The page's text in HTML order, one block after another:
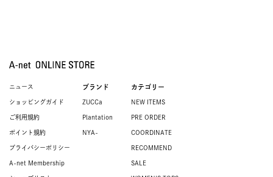
ニュース
ショッピングガイド
ご利用規約
ポイント規約
プライバシーポリシー
A-net Membership
ブランド
ZUCCa
Plantation
NYA-
カテゴリー
NEW ITEMS
PRE ORDER
COORDINATE
RECOMMEND
SALE